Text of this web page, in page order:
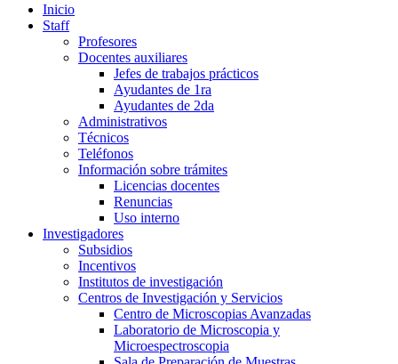
Inicio
Staff
Profesores
Docentes auxiliares
Jefes de trabajos prácticos
Ayudantes de 1ra
Ayudantes de 2da
Administrativos
Técnicos
Teléfonos
Información sobre trámites
Licencias docentes
Renuncias
Uso interno
Investigadores
Subsidios
Incentivos
Institutos de investigación
Centros de Investigación y Servicios
Centro de Microscopias Avanzadas
Laboratorio de Microscopia y
Microespectroscopia